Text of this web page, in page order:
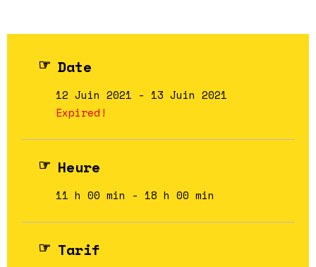
Date
12 Juin 2021 - 13 Juin 2021
Expired!
Heure
11 h 00 min - 18 h 00 min
Tarif